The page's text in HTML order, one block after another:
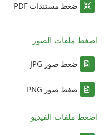
ضغط مستندات PDF
اضغط ملفات الصور
ضغط صور JPG
ضغط صور PNG
اضغط ملفات الفيديو